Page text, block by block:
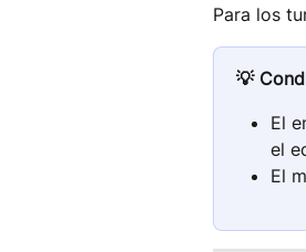
Para los
💡
El
el
El